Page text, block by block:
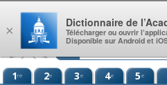
Aller au contenu
1re 2e 3e 4e 5e
×
Dictionnaire de
Télécharger ou ouvrir
Disponible sur Android et